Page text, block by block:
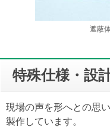
遮蔽
特殊仕様・設
現場の声を形へとの思
製作しています。